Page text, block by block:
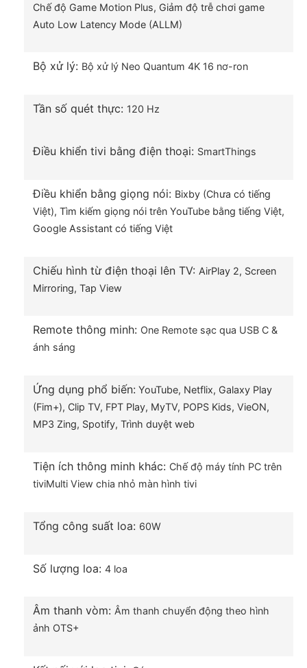
khung hình với độ phân giải gần chuẩn 4K kể cả với
nguồn dữ liệu đầu vào chất lượng thấp, cho bạn
nhất.
tương phản ấn tượng nhờ công nghệ Quantum
HDR 2000 nits, HDR10+
cảnh quay, những chi tiết ẩn chân thật, kết hợp
công nghệ chấm lượng tử QLED hiển thị 100% dải
nội dung thể hiện đẹp mắt, tự nhiên.
Màn hình sáng đẹp, giảm độ chói với nhiều công
– Anti Reflection: Loại bỏ ánh sáng môi trường như
ánh đèn, ánh nắng gây xao nhãng, chống chói
Chế độ Game Motion Plus, Giảm độ trễ chơi game
Auto Low Latency Mode (ALLM)
Bộ xử lý: Bộ xử lý Neo Quantum 4K 16 nơ-ron
Tần số quét thực: 120 Hz
Điều khiển tivi bằng điện thoại: SmartThings
Điều khiển bằng giọng nói: Bixby (Chưa có tiếng
Việt), Tìm kiếm giọng nói trên YouTube bằng tiếng Việt,
Google Assistant có tiếng Việt
Chiếu hình từ điện thoại lên TV: AirPlay 2, Screen
Mirroring, Tap View
Remote thông minh: One Remote sạc qua USB C &
ánh sáng
Ứng dụng phổ biến: YouTube, Netflix, Galaxy Play
(Fim+), Clip TV, FPT Play, MyTV, POPS Kids, VieON,
MP3 Zing, Spotify, Trình duyệt web
Tiện ích thông minh khác: Chế độ máy tính PC trên
tiviMulti View chia nhỏ màn hình tivi
Tổng công suất loa: 60W
Số lượng loa: 4 loa
Âm thanh vòm: Âm thanh chuyển động theo hình
ảnh OTS+